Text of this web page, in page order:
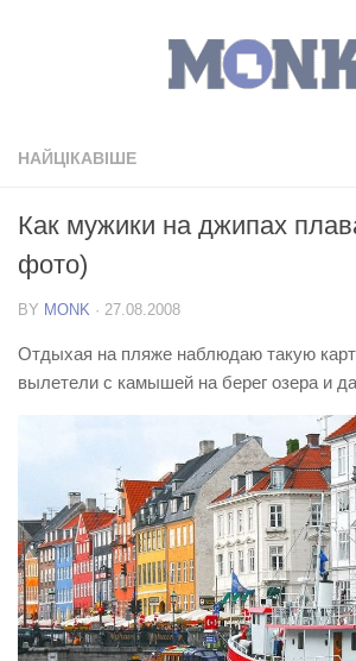
НАЙЦІКАВІШЕ
Как мужики на джипах
фото)
BY MONK · 27.08.2008
Отдыхая на пляже наблюдаю такую
вылетели с камышей на берег озера и